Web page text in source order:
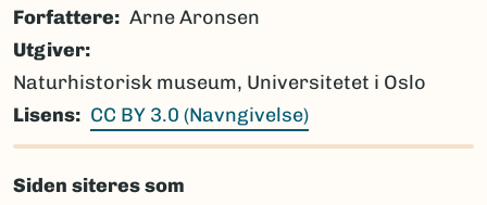
Forfattere
Arne Aronsen
Utgiver
Naturhistorisk museum, Universitetet i Oslo
Lisens
CC BY 3.0 (Navngivelse)
Siden siteres som